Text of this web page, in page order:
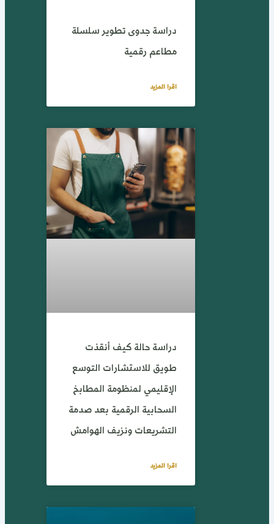
دراسة جدوى تطوير سلسلة
مطاعم رقمية
اقرا المزيد
دراسة حالة كيف أنقذت
طويق للاستشارات التوسع
الإقليمي لمنظومة المطابخ
السحابية الرقمية بعد صدمة
التشريعات ونزيف الهوامش
اقرا المزيد